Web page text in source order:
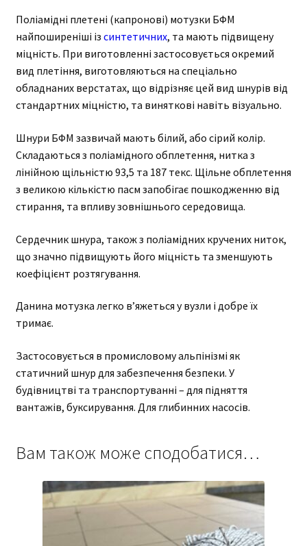
Поліамідні плетені (капронові) мотузки БФМ
найпоширеніші із синтетичних, та мають підвищену
міцність. При виготовленні застосовується окремий
вид плетіння, виготовляються на спеціально
обладнаних верстатах, що відрізняє цей вид шнурів від
стандартних міцністю, та виняткові навіть візуально.
Шнури БФМ зазвичай мають білий, або сірий колір.
Складаються з поліамідного обплетення, нитка з
лінійною щільністю 93,5 та 187 текс. Щільне обплетення
з великою кількістю пасм запобігає пошкодженню від
стирання, та впливу зовнішнього середовища.
Сердечник шнура, також з поліамідних кручених ниток,
що значно підвищують його міцність та зменшують
коефіцієнт розтягування.
Данина мотузка легко в’яжеться у вузли і добре їх
тримає.
Застосовується в промисловому альпінізмі як
статичний шнур для забезпечення безпеки. У
будівництві та транспортуванні – для підняття
вантажів, буксирування. Для глибинних насосів.
Вам також може сподобатися…